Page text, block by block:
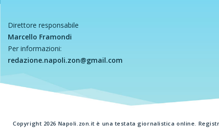
Direttore responsabile
Marcello Framondi
Per informazioni:
redazione.napoli.zon@gmail.com
Copyright 2026 Napoli.zon.it è una testata giornalistica online.